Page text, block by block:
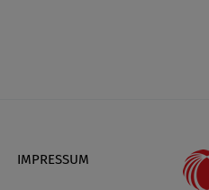
IMPRESSUM